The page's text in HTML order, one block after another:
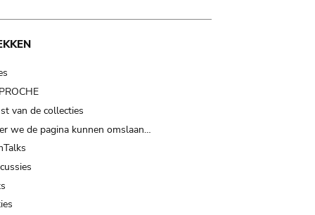
van de collecties
we de pagina kunnen omslaan…